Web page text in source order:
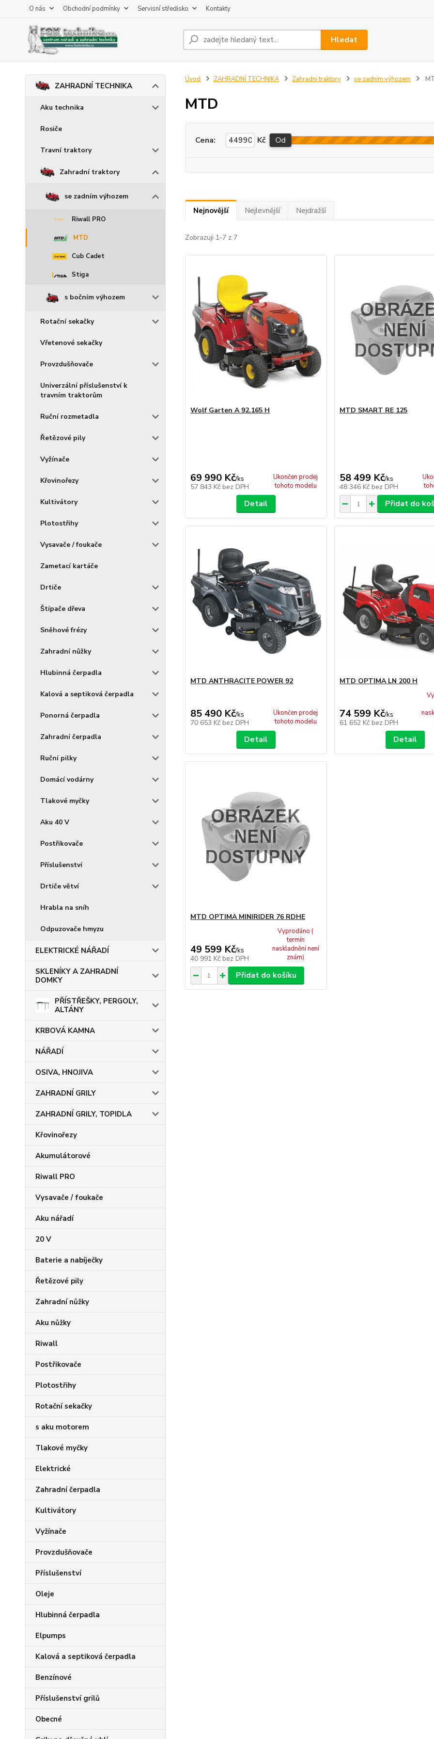
O nás Obchodní podmínky Servisní středisko Kontakty
Hledat
ZAHRADNÍ TECHNIKA
Aku technika
Rosiče
Travní traktory
Zahradní traktory
se zadním výhozem
Riwall PRO
MTD
Cub Cadet
Stiga
s bočním výhozem
Rotační sekačky
Vřetenové sekačky
Provzdušňovače
Univerzální příslušenství k
travním traktorům
Ruční rozmetadla
Řetězové pily
Vyžínače
Křovinořezy
Kultivátory
Plotostřihy
Vysavače / foukače
Zametací kartáče
Drtiče
Štípače dřeva
Sněhové frézy
Zahradní nůžky
Hlubinná čerpadla
Kalová a septiková čerpadla
Ponorná čerpadla
Zahradní čerpadla
Ruční pilky
Domácí vodárny
Tlakové myčky
Aku 40 V
Postřikovače
Příslušenství
Drtiče větví
Hrabla na sníh
Odpuzovače hmyzu
ELEKTRICKÉ NÁŘADÍ
SKLENÍKY A ZAHRADNÍ
DOMKY
PŘÍSTŘEŠKY, PERGOLY,
ALTÁNY
KRBOVÁ KAMNA
NÁŘADÍ
OSIVA, HNOJIVA
ZAHRADNÍ GRILY
ZAHRADNÍ GRILY, TOPIDLA
Křovinořezy
Akumulátorové
Riwall PRO
Vysavače / foukače
Aku nářadí
20 V
Baterie a nabíječky
Řetězové pily
Zahradní nůžky
Aku nůžky
Riwall
Postřikovače
Plotostřihy
Rotační sekačky
s aku motorem
Tlakové myčky
Elektrické
Zahradní čerpadla
Kultivátory
Vyžínače
Provzdušňovače
Příslušenství
Oleje
Hlubinná čerpadla
Elpumps
Kalová a septiková čerpadla
Benzínové
Příslušenství grilů
Obecné
Úvod ZAHRADNÍ TECHNIKA Zahradní traktory se zadním výhozem
MTD
Cena: Kč Od
Nejnovější Nejlevnější Nejdražší
Zobrazuji 1-7 z 7
Wolf Garten A 92.165 H
69 990 Kč/ks
57 843 Kč bez DPH
Ukončen prodej
tohoto modelu
Detail
MTD SMART RE 125
58 499 Kč/ks
48 346 Kč bez DPH
Přidat do
MTD ANTHRACITE POWER 92
85 490 Kč/ks
70 653 Kč bez DPH
Ukončen prodej
tohoto modelu
Detail
MTD OPTIMA LN 200 H
74 599 Kč/ks
61 652 Kč bez DPH
Detail
MTD OPTIMA MINIRIDER 76 RDHE
49 599 Kč/ks
40 991 Kč bez DPH
Vyprodáno (
termín
naskladnění není
znám)
Přidat do košíku